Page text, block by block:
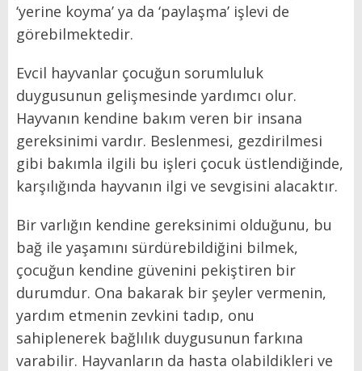
‘yerine koyma’ ya da ‘paylaşma’ işlevi de
görebilmektedir.
Evcil hayvanlar çocuğun sorumluluk
duygusunun gelişmesinde yardımcı olur.
Hayvanın kendine bakım veren bir insana
gereksinimi vardır. Beslenmesi, gezdirilmesi
gibi bakımla ilgili bu işleri çocuk üstlendiğinde,
karşılığında hayvanın ilgi ve sevgisini alacaktır.
Bir varlığın kendine gereksinimi olduğunu, bu
bağ ile yaşamını sürdürebildiğini bilmek,
çocuğun kendine güvenini pekiştiren bir
durumdur. Ona bakarak bir şeyler vermenin,
yardım etmenin zevkini tadıp, onu
sahiplenerek bağlılık duygusunun farkına
varabilir. Hayvanların da hasta olabildikleri ve